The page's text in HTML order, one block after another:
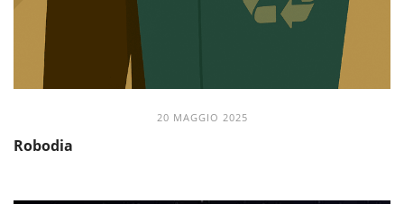
20 MAGGIO 2025
Robodia